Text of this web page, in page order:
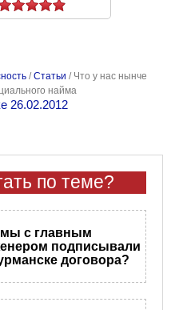
/Статьи / Что у нас нынче
найма
26.02.2012
по теме?
мы с главным
подписывали
договора?